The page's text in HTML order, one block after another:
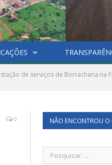
de serviços de Borracharia na
0 NÃO ENCONTROU O